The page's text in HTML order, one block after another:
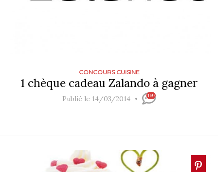
CONCOURS CUISINE
1 chèque cadeau Zalando à gagner
Publié le 14/03/2014 169